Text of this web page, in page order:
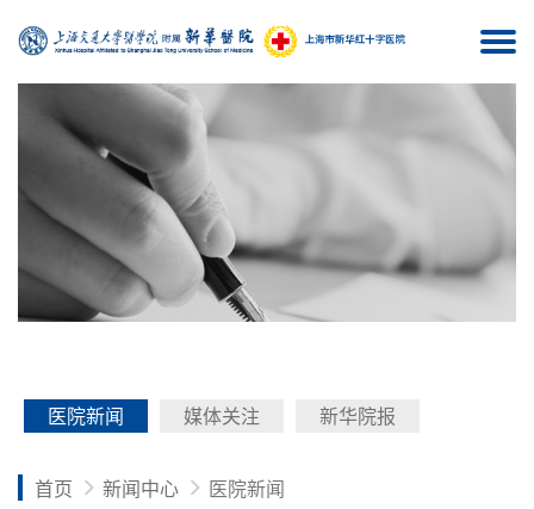
医院新闻 媒体关注 新华院报
首页 新闻中心 医院新闻